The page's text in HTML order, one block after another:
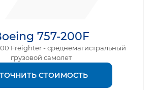
757-200F
Freighter - среднемагистральный
грузовой самолет
СТОИМОСТЬ